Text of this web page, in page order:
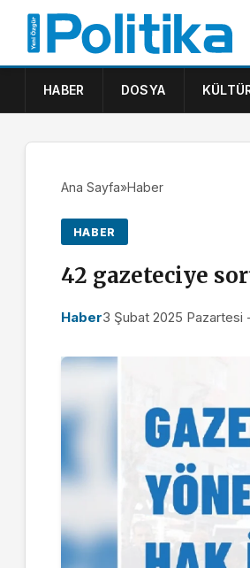
HABER DOSYA
Ana Sayfa»Haber
HABER
42 gazeteciye
Haber3 Şubat 2025 Pazartesi